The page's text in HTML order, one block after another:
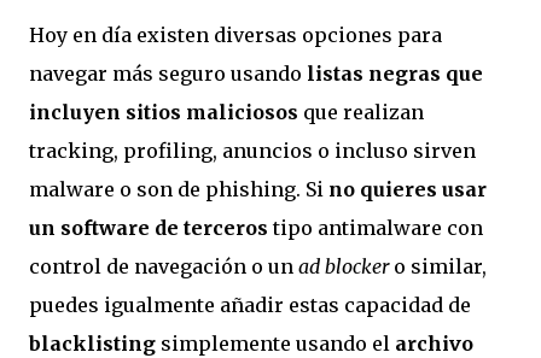
Hoy en día existen diversas opciones para
navegar más seguro usando listas negras que
incluyen sitios maliciosos que realizan
tracking, profiling, anuncios o incluso sirven
malware o son de phishing. Si no quieres usar
un software de terceros tipo antimalware con
control de navegación o un ad blockero similar,
puedes igualmente añadir estas capacidad de
blacklisting simplemente usando el archivo